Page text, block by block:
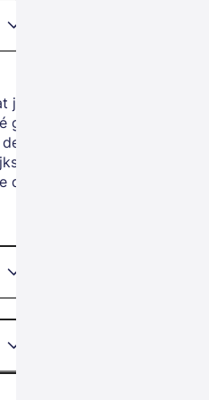
je betaalt als
gebruikt. Het
van de
bij je
de auto privé